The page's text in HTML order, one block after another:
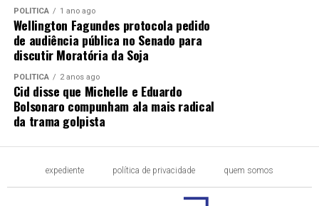
POLÍTICA 1 ano ago
Wellington Fagundes protocola pedido
de audiência pública no Senado para
discutir Moratória da Soja
POLÍTICA 2 anos ago
Cid disse que Michelle e Eduardo
Bolsonaro compunham ala mais radical
da trama golpista
expediente política de privacidade quem somos